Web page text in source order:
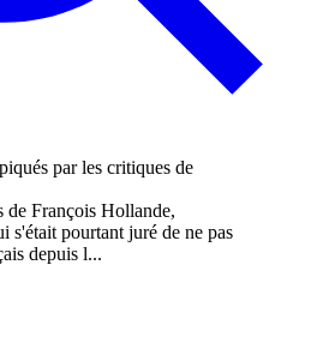
de François Hollande,
s'était pourtant juré de ne pas
depuis l...